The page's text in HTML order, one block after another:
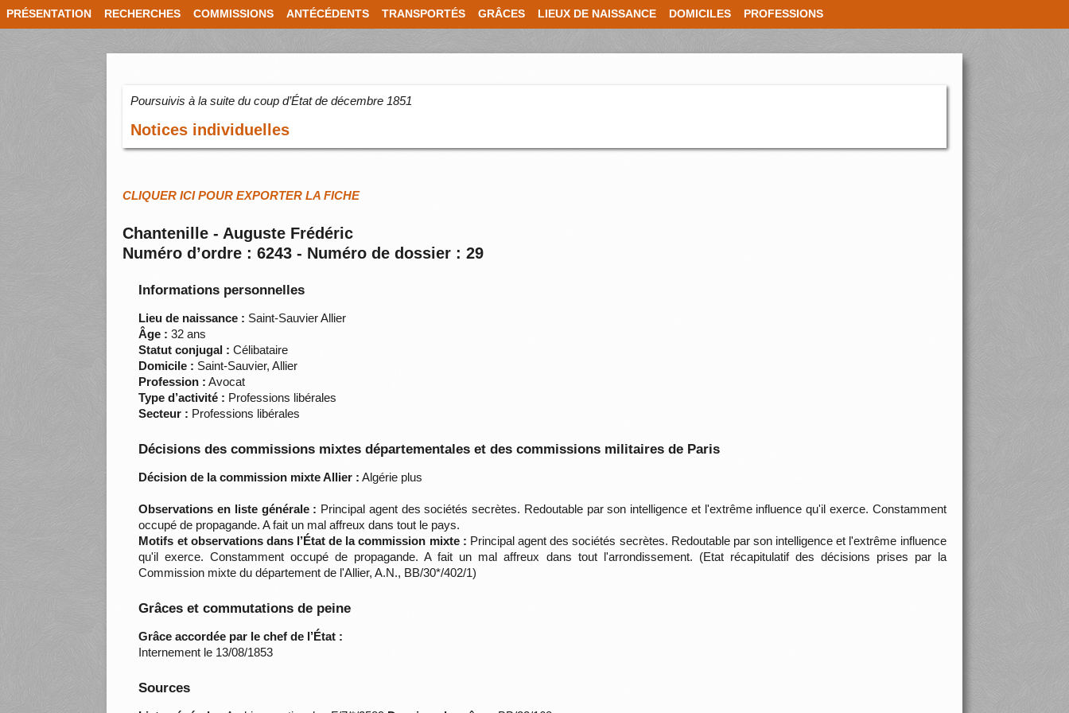
PRÉSENTATION RECHERCHES COMMISSIONS ANTÉCÉDENTS TRANSPORTÉS GRÂCES LIEUX DE NAISSANCE DOMICILES PROFESSIONS
Poursuivis à la suite du coup d’État de décembre 1851
Notices individuelles
CLIQUER ICI POUR EXPORTER LA FICHE
Chantenille - Auguste Frédéric
Numéro d’ordre : 6243 - Numéro de dossier : 29
Informations personnelles
Lieu de naissance : Saint-Sauvier Allier
Âge : 32 ans
Statut conjugal : Célibataire
Domicile : Saint-Sauvier, Allier
Profession : Avocat
Type d’activité : Professions libérales
Secteur : Professions libérales
Décisions des commissions mixtes départementales et des commissions militaires de Paris
Décision de la commission mixte Allier : Algérie plus
Observations en liste générale : Principal agent des sociétés secrètes. Redoutable par son intelligence et l'extrême influence qu'il exerce. Constamment
occupé de propagande. A fait un mal affreux dans tout le pays.
Motifs et observations dans l’État de la commission mixte : Principal agent des sociétés secrètes. Redoutable par son intelligence et l'extrême influence
qu'il exerce. Constamment occupé de propagande. A fait un mal affreux dans tout l'arrondissement. (Etat récapitulatif des décisions prises par la
Commission mixte du département de l'Allier, A.N., BB/30*/402/1)
Grâces et commutations de peine
Grâce accordée par le chef de l’État :
Internement le 13/08/1853
Sources